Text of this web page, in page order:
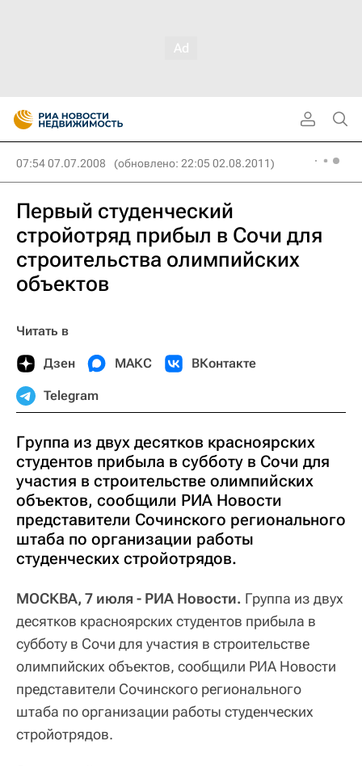
07:54 07.07.2008 (обновлено: 22:05 02.08.2011)
Первый студенческий
стройотряд прибыл в Сочи для
строительства олимпийских
объектов
Читать в
Дзен МАКС ВКонтакте
Telegram
Группа из двух десятков красноярских
студентов прибыла в субботу в Сочи для
участия в строительстве олимпийских
объектов, сообщили РИА Новости
представители Сочинского регионального
штаба по организации работы
студенческих стройотрядов.
МОСКВА, 7 июля - РИА Новости. Группа из двух
десятков красноярских студентов прибыла в
субботу в Сочи для участия в строительстве
олимпийских объектов, сообщили РИА Новости
представители Сочинского регионального
штаба по организации работы студенческих
стройотрядов.